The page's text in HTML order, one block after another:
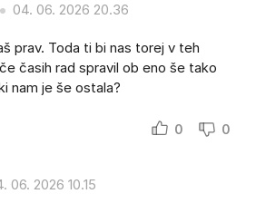
04. 06. 2026 20.36
prav. Toda ti bi nas torej v teh
časih rad spravil ob eno še tako
nam je še ostala?
0 0
06. 2026 10.15